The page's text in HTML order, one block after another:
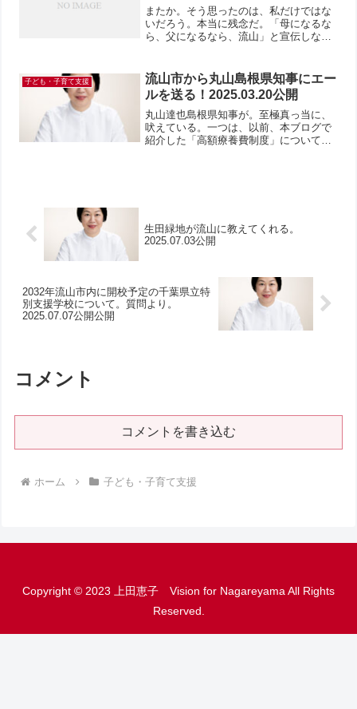
またか。そう思ったのは、私だけではな
いだろう。本当に残念だ。「母になるな
ら、父になるなら、流山」と宣伝しなが
山市内の小学校で起きたいじめ問題への
不適切な対応について、報...
子ども・子育て支援
流山市から丸山島根県知事にエー
ルを送る！2025.03.20公開
丸山達也島根県知事が。至極真っ当に、
吠えている。一つは、以前、本ブログで
紹介した「高額療養費制度」について。
生田緑地が流山に教えてくれる。
2025.07.03公開
2032年流山市内に開校予定の千葉県立特
別支援学校について。質問より。
2025.07.07公開公開
コメント
コメントを書き込む
ホーム 子ども・子育て支援
Copyright © 2023 上田恵子 Vision for Nagareyama All Rights
Reserved.